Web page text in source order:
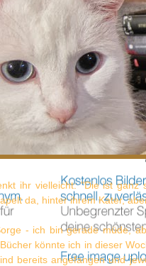
ihr vielleicht: "Die ist
da, hinter ihrem Kater,
- ich bin gerade müde,
könnte ich in dieser
bereits angefangen und